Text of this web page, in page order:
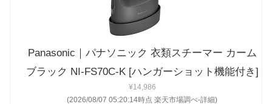
Panasonic｜パナソニック 衣類スチーマー カーム
ブラック NI-FS70C-K [ハンガーショット機能付き]
¥14,986
(2026/08/07 05:20:14時点 楽天市場調べ-詳細)